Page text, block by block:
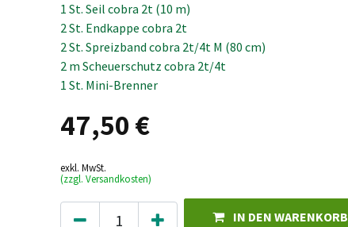
1 St. Seil cobra 2t (10 m)
2 St. Endkappe cobra 2t
2 St. Spreizband cobra 2t/4t M (80 cm)
2 m Scheuerschutz cobra 2t/4t
1 St. Mini-Brenner
47,50€
exkl. MwSt.
(zzgl. Versandkosten)
IN DEN WARENKORB